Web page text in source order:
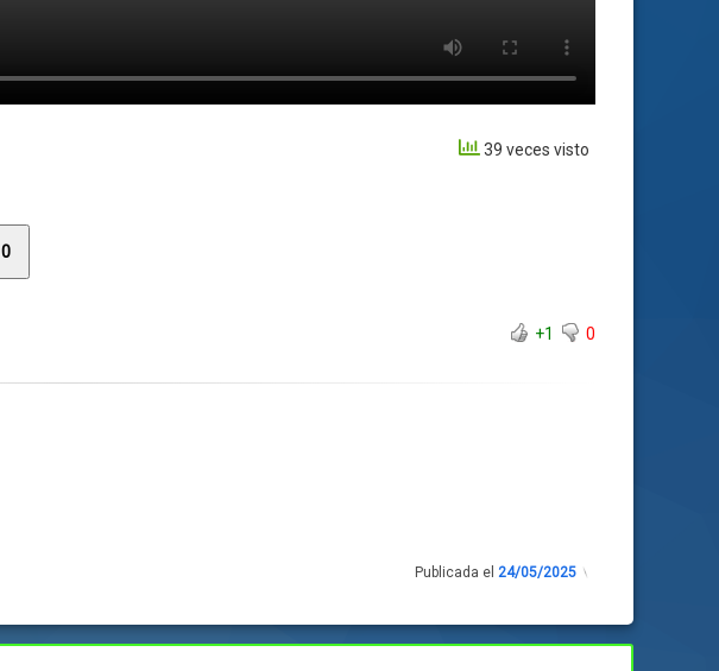
39 veces visto
+1
0
Publicada el 24/05/2025
24/05/2025